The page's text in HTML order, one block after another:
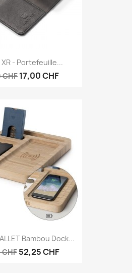
- Portefeuille...
17,00 CHF
Bambou Dock...
52,25 CHF